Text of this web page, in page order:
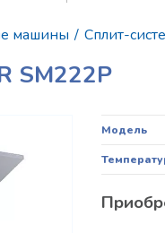
машины / Сплит-
SM222P
Модель